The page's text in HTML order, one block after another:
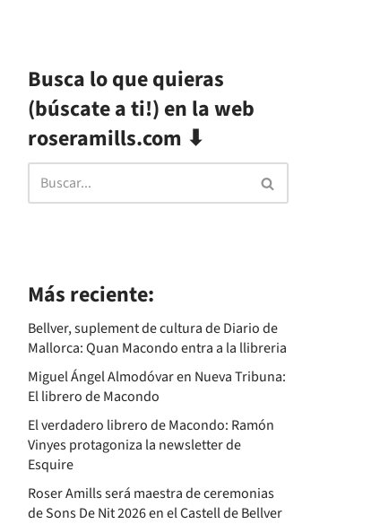
Busca lo que quieras
(búscate a ti!) en la web
roseramills.com ⬇
Más reciente:
Bellver, suplement de cultura de Diario de
Mallorca: Quan Macondo entra a la llibreria
Miguel Ángel Almodóvar en Nueva Tribuna:
El librero de Macondo
El verdadero librero de Macondo: Ramón
Vinyes protagoniza la newsletter de
Esquire
Roser Amills será maestra de ceremonias
de Sons De Nit 2026 en el Castell de Bellver